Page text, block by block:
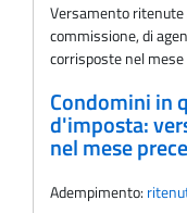
Versamento ritenute
commissione, di
corrisposte nel
Condomini
d'imposta:
nel mese
Adempimento: